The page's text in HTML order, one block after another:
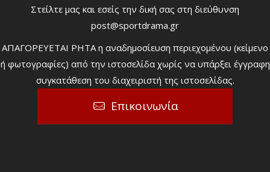
Στείλτε μας και εσείς την δική σας στη διεύθυνση
post@sportdrama.gr
ΑΠΑΓΟΡΕΥΕΤΑΙ ΡΗΤΑ η αναδημοσίευση περιεχομένου (κείμενο
ή φωτογραφίες) από την ιστοσελίδα χωρίς να υπάρξει έγγραφη
συγκατάθεση του διαχειριστή της ιστοσελίδας.
Επικοινωνία